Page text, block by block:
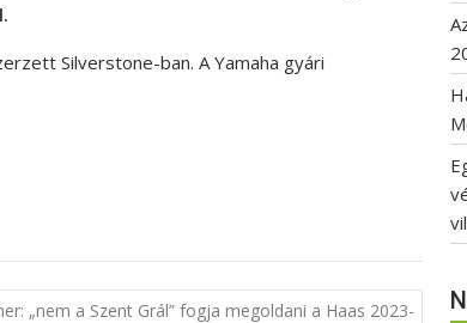
Silverstone-ban. A Yamaha gyári
„nem a Szent Grál” fogja megoldani a Haas 2023-